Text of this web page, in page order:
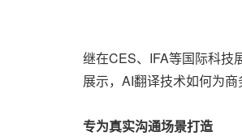
继在CES、IFA等国际科技
展示，AI翻译技术如何为
专为真实沟通场景打造